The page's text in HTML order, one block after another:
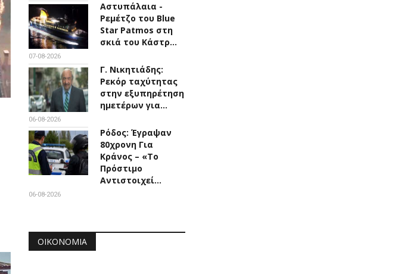
Αστυπάλαια -
Ρεμέτζο του Blue
Star Patmos στη
σκιά του Κάστρ…
07-08-2026
Γ. Νικητιάδης:
Ρεκόρ ταχύτητας
στην εξυπηρέτηση
ημετέρων για…
06-08-2026
Ρόδος: Έγραψαν
80χρονη Για
Κράνος – «Το
Πρόστιμο
Αντιστοιχεί…
06-08-2026
ΟΙΚΟΝΟΜΊΑ